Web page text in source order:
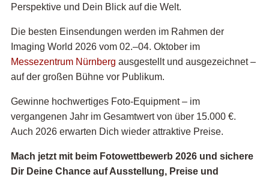
Perspektive und Dein Blick auf die Welt.
Die besten Einsendungen werden im Rahmen der
Imaging World 2026 vom 02.–04. Oktober im
Messezentrum Nürnberg ausgestellt und ausgezeichnet –
auf der großen Bühne vor Publikum.
Gewinne hochwertiges Foto-Equipment – im
vergangenen Jahr im Gesamtwert von über 15.000 €.
Auch 2026 erwarten Dich wieder attraktive Preise.
Mach jetzt mit beim Fotowettbewerb 2026 und sichere
Dir Deine Chance auf Ausstellung, Preise und